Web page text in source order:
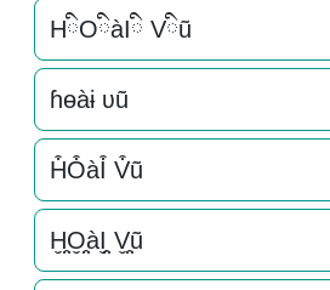
HིOིàIི Vིũ
ɦɵàɨ ʋũ
H͒O͒àI͒ V͒ũ
H̬̤̯O̬̤̯àI̬̤̯ V̬̤̯ũ